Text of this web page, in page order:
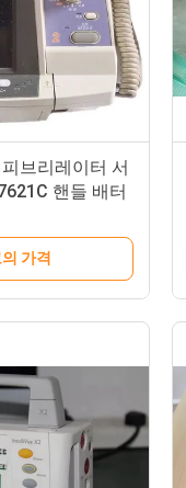
피브리레이터 서
핸들 배터
가격